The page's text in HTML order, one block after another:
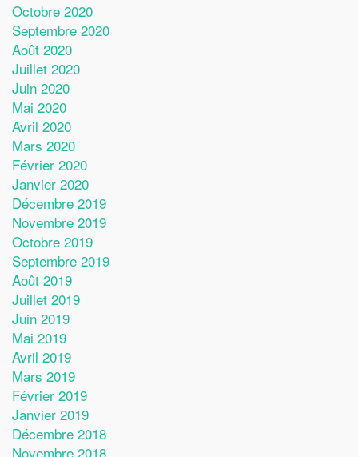
Octobre 2020
Septembre 2020
Août 2020
Juillet 2020
Juin 2020
Mai 2020
Avril 2020
Mars 2020
Février 2020
Janvier 2020
Décembre 2019
Novembre 2019
Octobre 2019
Septembre 2019
Août 2019
Juillet 2019
Juin 2019
Mai 2019
Avril 2019
Mars 2019
Février 2019
Janvier 2019
Décembre 2018
Novembre 2018